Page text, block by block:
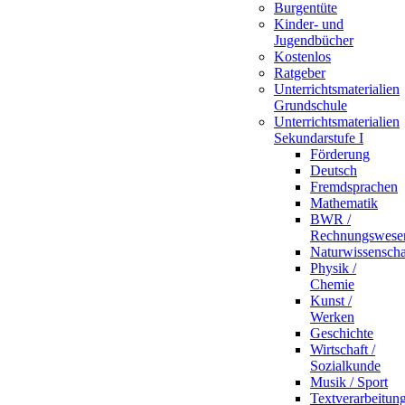
Burgentüte
Kinder- und
Jugendbücher
Kostenlos
Ratgeber
Unterrichtsmaterialien
Grundschule
Unterrichtsmaterialien
Sekundarstufe I
Förderung
Deutsch
Fremdsprachen
Mathematik
BWR /
Physik /
Chemie
Kunst /
Werken
Geschichte
Wirtschaft /
Sozialkunde
Musik / Sport